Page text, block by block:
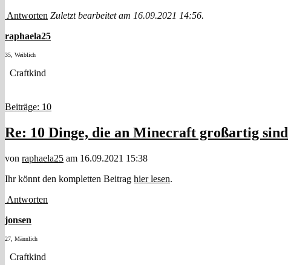
Antworten Zuletzt bearbeitet am 16.09.2021 14:56.
raphaela25
35, Weiblich
Craftkind
Beiträge: 10
Re: 10 Dinge, die an Minecraft großartig sind
von raphaela25 am 16.09.2021 15:38
Ihr könnt den kompletten Beitrag hier lesen.
Antworten
jonsen
27, Männlich
Craftkind